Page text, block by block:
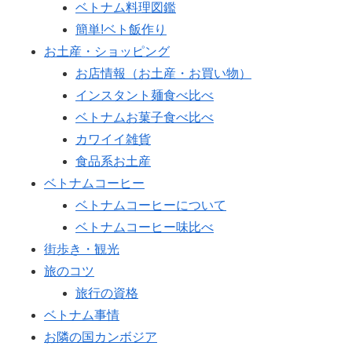
ベトナム料理図鑑
簡単!ベト飯作り
お土産・ショッピング
お店情報（お土産・お買い物）
インスタント麺食べ比べ
ベトナムお菓子食べ比べ
カワイイ雑貨
食品系お土産
ベトナムコーヒー
ベトナムコーヒーについて
ベトナムコーヒー味比べ
街歩き・観光
旅のコツ
旅行の資格
ベトナム事情
お隣の国カンボジア